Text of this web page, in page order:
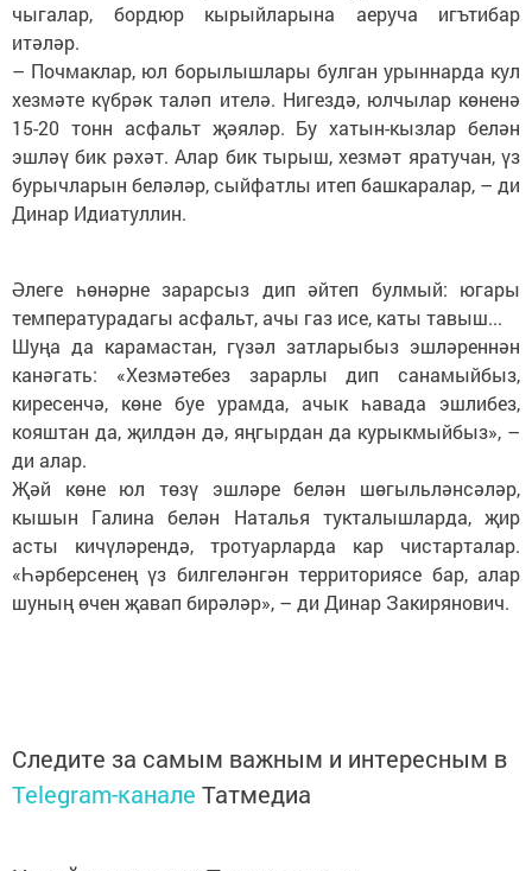
чыгалар, бордюр кырыйларына аеруча игътибар
итәләр.
– Почмаклар, юл борылышлары булган урыннарда кул
хезмәте күбрәк таләп ителә. Нигездә, юлчылар көненә
15-20 тонн асфальт җәяләр. Бу хатын-кызлар белән
эшләү бик рәхәт. Алар бик тырыш, хезмәт яратучан, үз
бурычларын беләләр, сыйфатлы итеп башкаралар, – ди
Динар Идиатуллин.
Әлеге һөнәрне зарарсыз дип әйтеп булмый: югары
температурадагы асфальт, ачы газ исе, каты тавыш...
Шуңа да карамастан, гүзәл затларыбыз эшләреннән
канәгать: «Хезмәтебез зарарлы дип санамыйбыз,
киресенчә, көне буе урамда, ачык һавада эшлибез,
кояштан да, җилдән дә, яңгырдан да курыкмыйбыз», –
ди алар.
Җәй көне юл төзү эшләре белән шөгыльләнсәләр,
кышын Галина белән Наталья тукталышларда, җир
асты кичүләрендә, тротуарларда кар чистарталар.
«Һәрберсенең үз билгеләнгән территориясе бар, алар
шуның өчен җавап бирәләр», – ди Динар Закирянович.
Следите за самым важным и интересным в
Telegram-канале Татмедиа